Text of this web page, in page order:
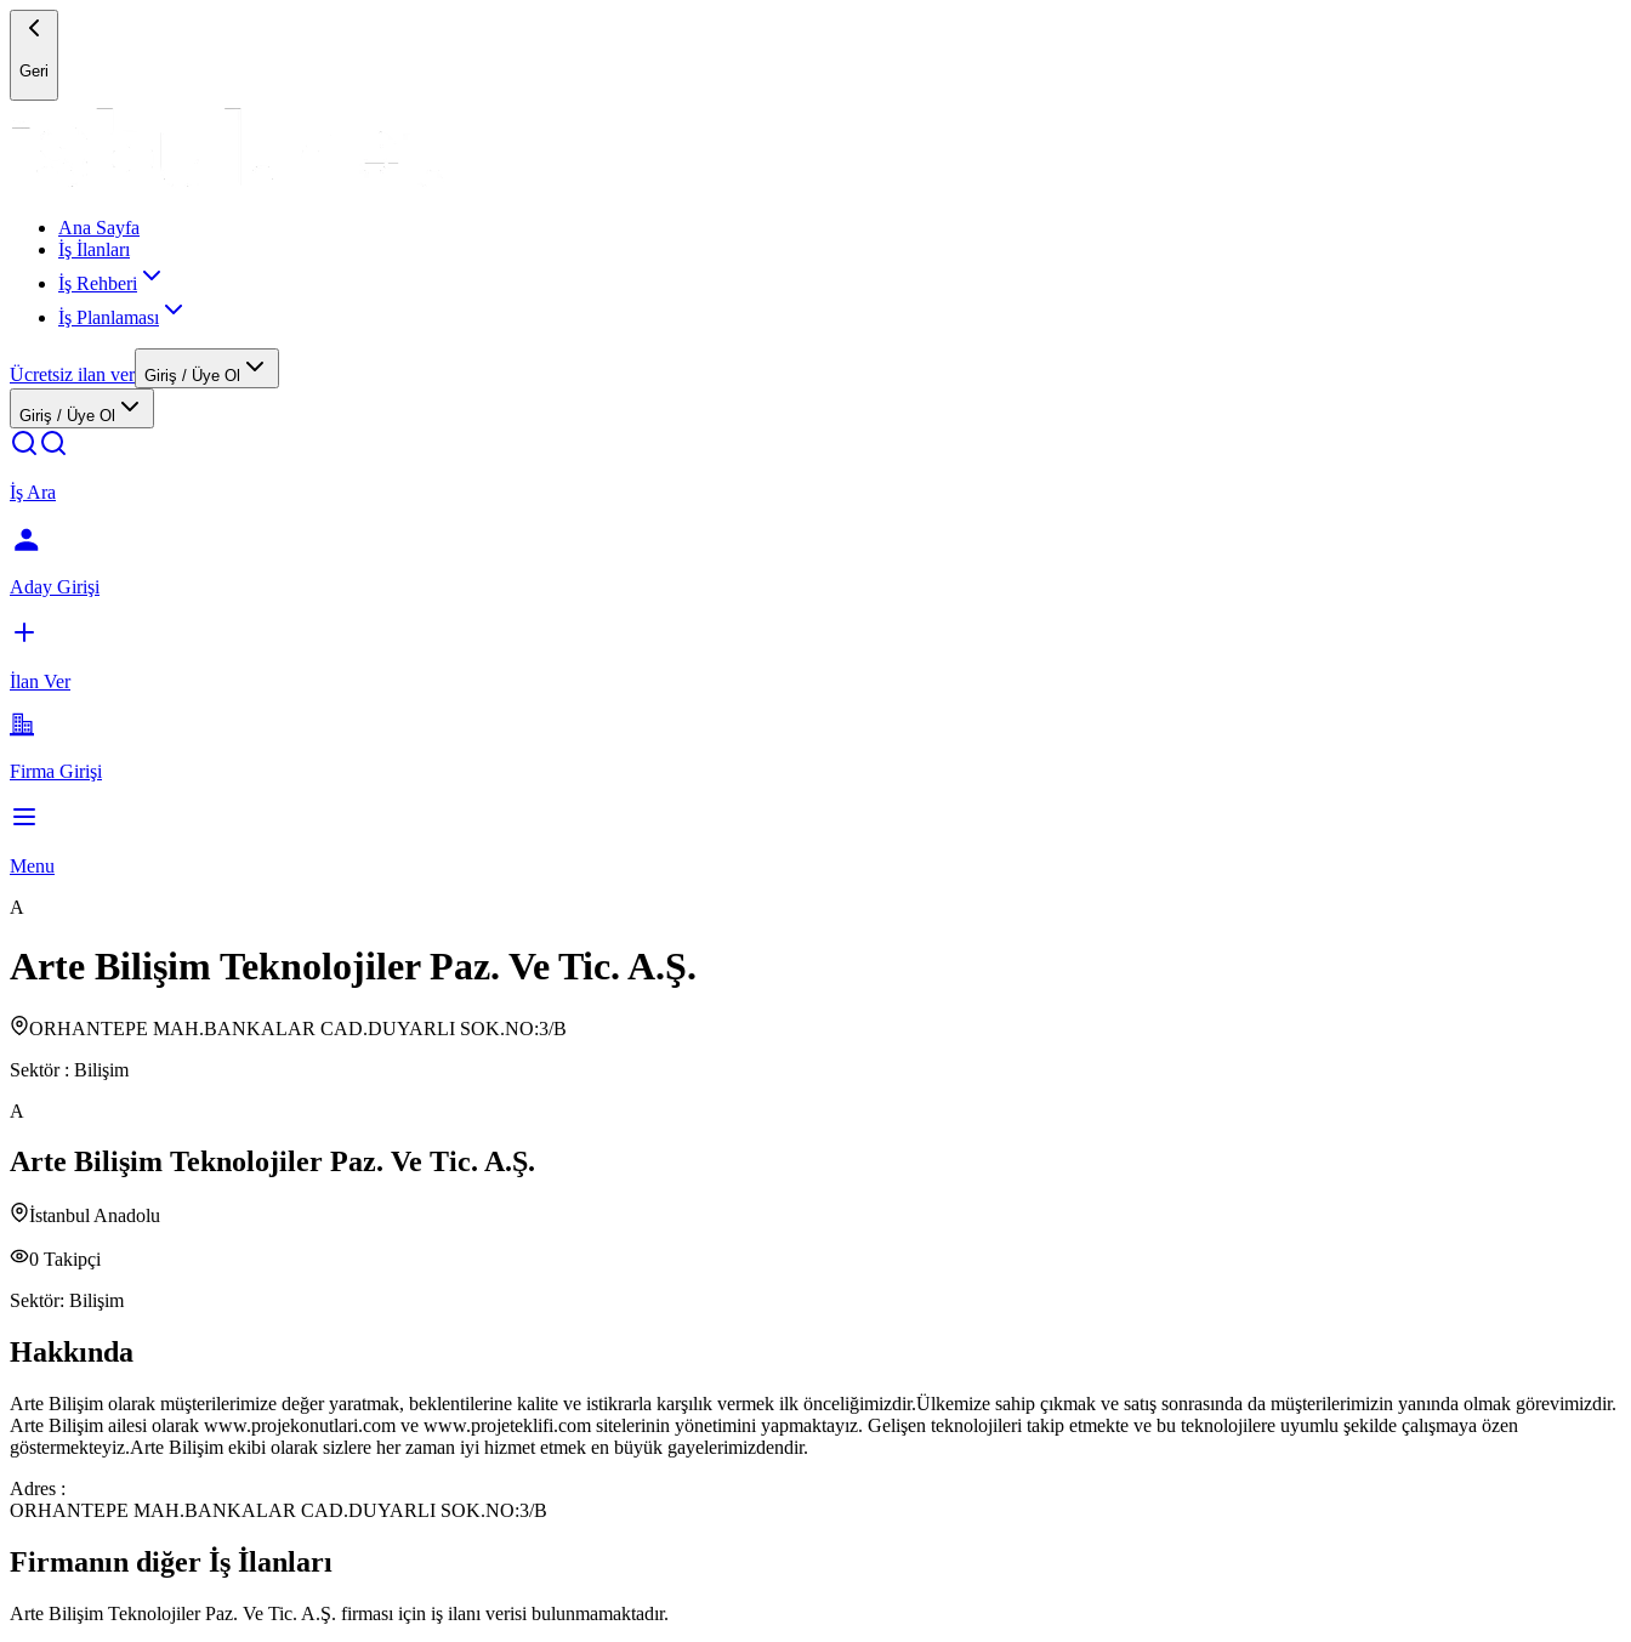
Geri
Ana Sayfa
İş İlanları
İş Rehberi
İş Planlaması
Ücretsiz ilan ver Giriş / Üye Ol
Giriş / Üye Ol
İş Ara
Aday Girişi
İlan Ver
Firma Girişi
Menu
A
Arte Bilişim Teknolojiler Paz. Ve Tic. A.Ş.
ORHANTEPE MAH.BANKALAR CAD.DUYARLI SOK.NO:3/B
Sektör : Bilişim
A
Arte Bilişim Teknolojiler Paz. Ve Tic. A.Ş.
İstanbul Anadolu
0 Takipçi
Sektör: Bilişim
Hakkında
Arte Bilişim olarak müşterilerimize değer yaratmak, beklentilerine kalite ve istikrarla karşılık vermek ilk önceliğimizdir.Ülkemize sahip çıkmak ve satış sonrasında da müşterilerimizin yanında olmak görevimizdir.
Arte Bilişim ailesi olarak www.projekonutlari.com ve www.projeteklifi.com sitelerinin yönetimini yapmaktayız. Gelişen teknolojileri takip etmekte ve bu teknolojilere uyumlu şekilde çalışmaya özen
göstermekteyiz.Arte Bilişim ekibi olarak sizlere her zaman iyi hizmet etmek en büyük gayelerimizdendir.
Adres :
ORHANTEPE MAH.BANKALAR CAD.DUYARLI SOK.NO:3/B
Firmanın diğer İş İlanları
Arte Bilişim Teknolojiler Paz. Ve Tic. A.Ş. firması için iş ilanı verisi bulunmamaktadır.